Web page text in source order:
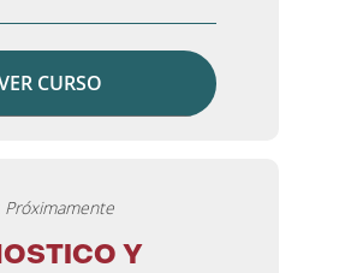
CURSO
Próximamente
Y